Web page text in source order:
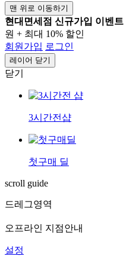
맨 위로 이동하기
현대면세점 신규가입 이벤트
원 + 최대 10% 할인
회원가입 로그인
레이어 닫기
닫기
3시간전샵
첫구매 딜
scroll guide
드레그영역
오프라인 지점안내
설정